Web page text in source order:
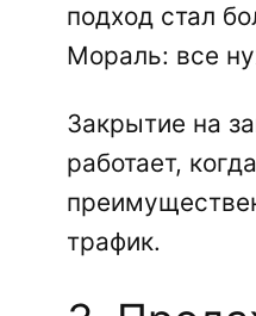
подход стал
Мораль: все
Закрытие на
работает,
трафик.